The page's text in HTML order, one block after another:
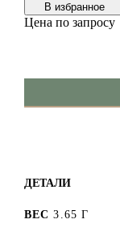
В избранноe
Цена по запросу
ДЕТАЛИ
ВЕС 3.65 Г